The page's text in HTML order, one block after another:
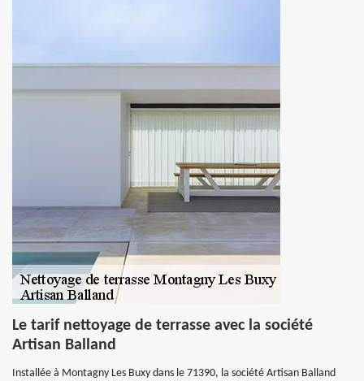
Le tarif nettoyage de terrasse avec la société
Artisan Balland
Installée à Montagny Les Buxy dans le 71390, la société Artisan Balland